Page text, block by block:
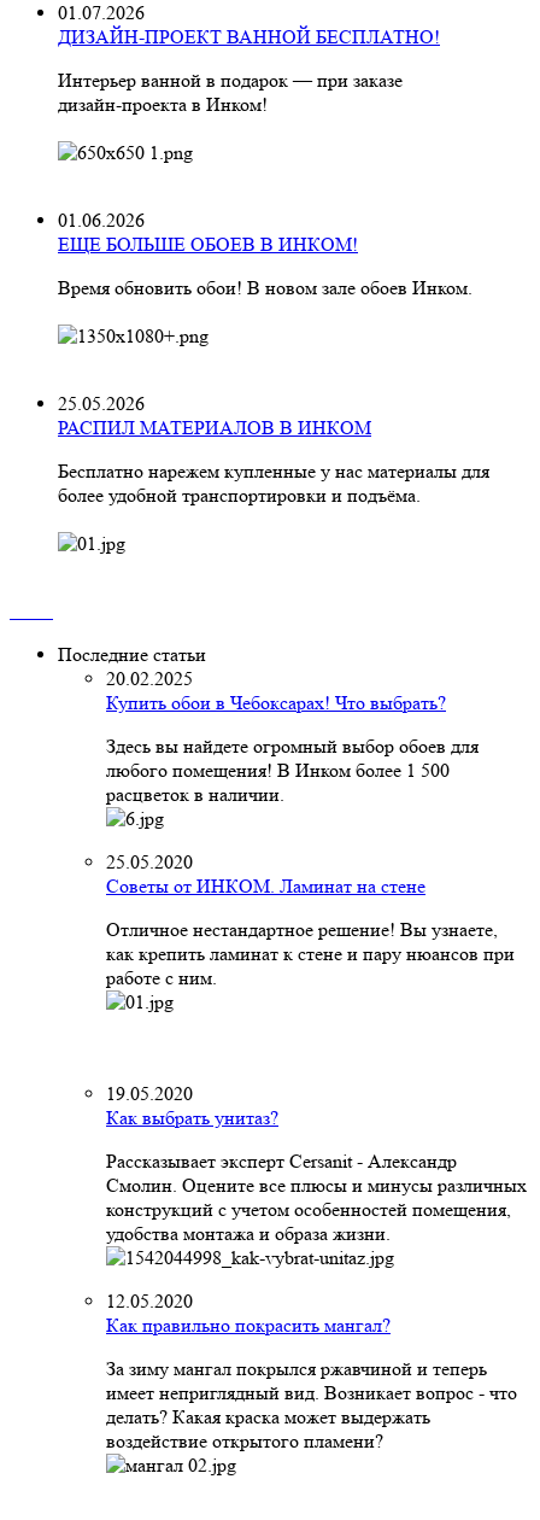
01.07.2026
ДИЗАЙН-ПРОЕКТ ВАННОЙ БЕСПЛАТНО!
Интерьер ванной в подарок — при заказе
дизайн‑проекта в Инком!
01.06.2026
ЕЩЕ БОЛЬШЕ ОБОЕВ В ИНКОМ!
Время обновить обои! В новом зале обоев Инком.
25.05.2026
РАСПИЛ МАТЕРИАЛОВ В ИНКОМ
Бесплатно нарежем купленные у нас материалы для
более удобной транспортировки и подъёма.
Последние статьи
20.02.2025
Купить обои в Чебоксарах! Что выбрать?
Здесь вы найдете огромный выбор обоев для
любого помещения! В Инком более 1 500
расцветок в наличии.
25.05.2020
Советы от ИНКОМ. Ламинат на стене
Отличное нестандартное решение! Вы узнаете,
как крепить ламинат к стене и пару нюансов при
работе с ним.
19.05.2020
Как выбрать унитаз?
Рассказывает эксперт Cersanit - Александр
Смолин. Оцените все плюсы и минусы различных
конструкций с учетом особенностей помещения,
удобства монтажа и образа жизни.
12.05.2020
Как правильно покрасить мангал?
За зиму мангал покрылся ржавчиной и теперь
имеет неприглядный вид. Возникает вопрос - что
делать? Какая краска может выдержать
воздействие открытого пламени?